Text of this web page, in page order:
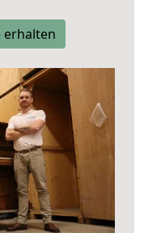
erhalten